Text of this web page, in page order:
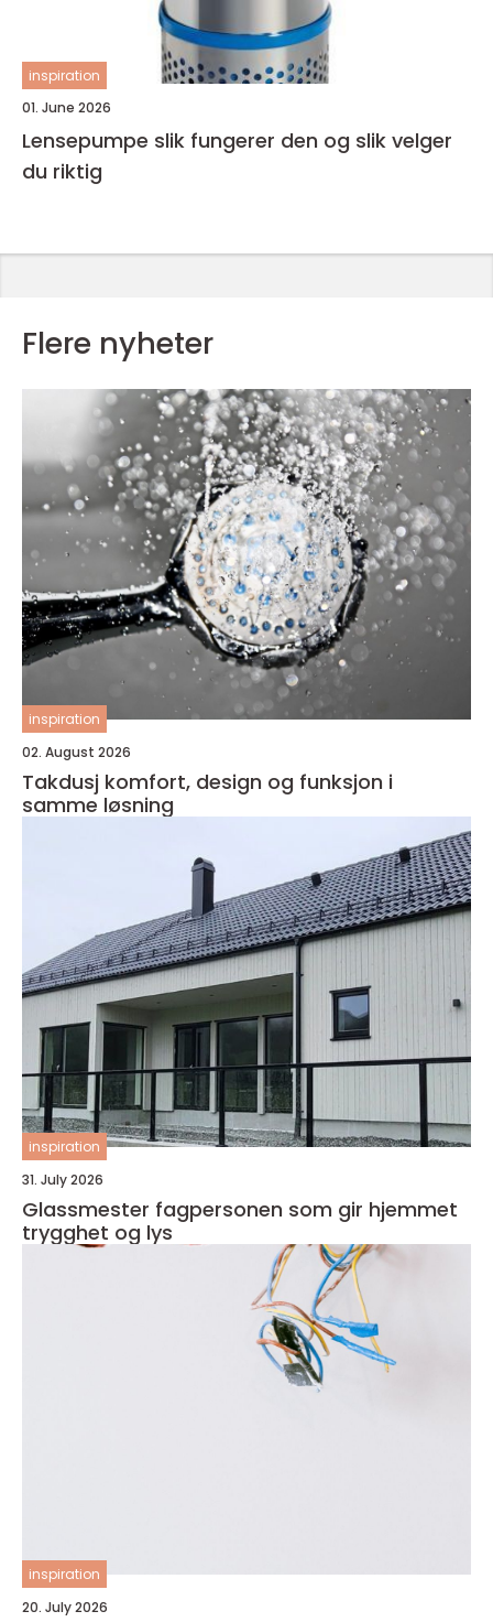
inspiration
01. June 2026
Lensepumpe slik fungerer den og slik velger
du riktig
Flere nyheter
inspiration
02. August 2026
Takdusj komfort, design og funksjon i
samme løsning
inspiration
31. July 2026
Glassmester fagpersonen som gir hjemmet
trygghet og lys
inspiration
20. July 2026